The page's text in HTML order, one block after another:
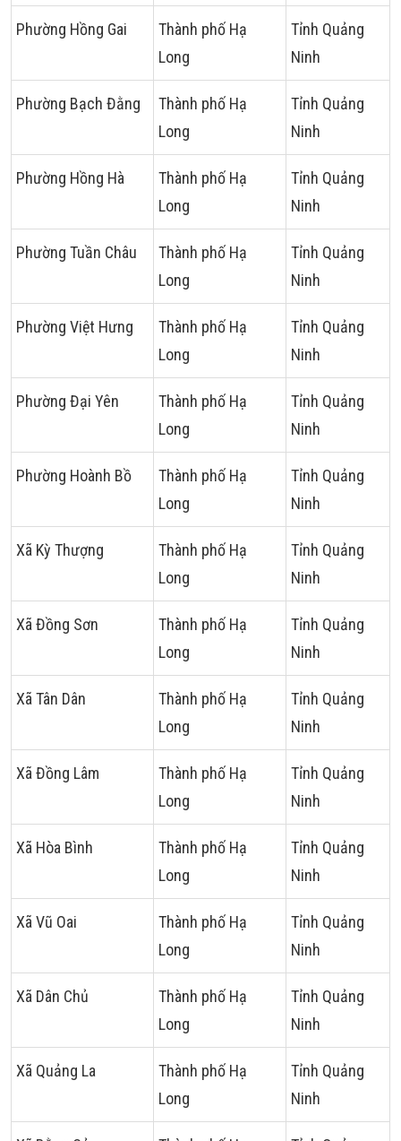
Phường Hồng Gai
Thành phố Hạ
Long
Tỉnh Quảng
Ninh
Phường Bạch Đằng
Thành phố Hạ
Long
Tỉnh Quảng
Ninh
Phường Hồng Hà
Thành phố Hạ
Long
Tỉnh Quảng
Ninh
Phường Tuần Châu
Thành phố Hạ
Long
Tỉnh Quảng
Ninh
Phường Việt Hưng
Thành phố Hạ
Long
Tỉnh Quảng
Ninh
Phường Đại Yên
Thành phố Hạ
Long
Tỉnh Quảng
Ninh
Phường Hoành Bồ
Thành phố Hạ
Long
Tỉnh Quảng
Ninh
Xã Kỳ Thượng
Thành phố Hạ
Long
Tỉnh Quảng
Ninh
Xã Đồng Sơn
Thành phố Hạ
Long
Tỉnh Quảng
Ninh
Xã Tân Dân
Thành phố Hạ
Long
Tỉnh Quảng
Ninh
Xã Đồng Lâm
Thành phố Hạ
Long
Tỉnh Quảng
Ninh
Xã Hòa Bình
Thành phố Hạ
Long
Tỉnh Quảng
Ninh
Xã Vũ Oai
Thành phố Hạ
Long
Tỉnh Quảng
Ninh
Xã Dân Chủ
Thành phố Hạ
Long
Tỉnh Quảng
Ninh
Xã Quảng La
Thành phố Hạ
Long
Tỉnh Quảng
Ninh